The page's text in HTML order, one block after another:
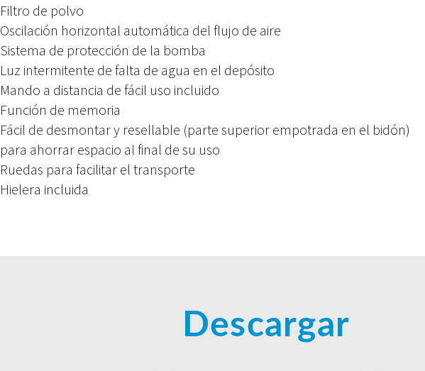
Filtro de polvo
Oscilación horizontal automática del flujo de aire
Sistema de protección de la bomba
Luz intermitente de falta de agua en el depósito
Mando a distancia de fácil uso incluido
Función de memoria
Fácil de desmontar y resellable (parte superior empotrada en el bidón)
para ahorrar espacio al final de su uso
Ruedas para facilitar el transporte
Hielera incluida
Descargar